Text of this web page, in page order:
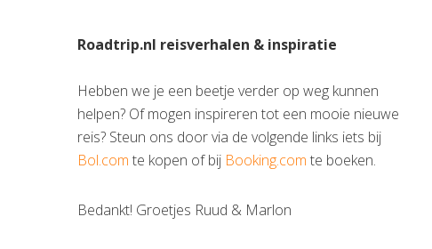
Roadtrip.nl reisverhalen & inspiratie
Hebben we je een beetje verder op weg kunnen
helpen? Of mogen inspireren tot een mooie nieuwe
reis? Steun ons door via de volgende links iets bij
Bol.com te kopen of bij Booking.com te boeken.
Bedankt! Groetjes Ruud & Marlon